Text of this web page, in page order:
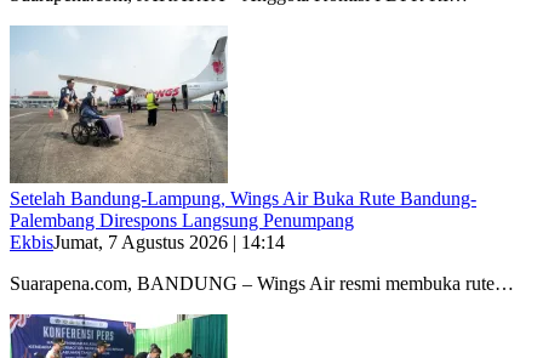
Setelah Bandung-Lampung, Wings Air Buka Rute Bandung-
Palembang Direspons Langsung Penumpang
EkbisJumat, 7 Agustus 2026 | 14:14
Suarapena.com, BANDUNG – Wings Air resmi membuka rute…